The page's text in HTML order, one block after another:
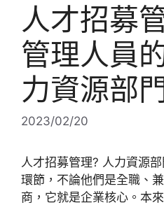
人才招募
管理人員
力資源部
2023/02/20
人才招募管理? 人力資源
環節，不論他們是全職、
商，它就是企業核心。本